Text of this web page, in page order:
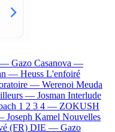
— Gazo Casanova —
— Heuss L'enfoiré
— Werenoi Meuda
— Josman Interlude
1 2 3 4 — ZOKUSH
Joseph Kamel Nouvelles
(FR) DIE — Gazo